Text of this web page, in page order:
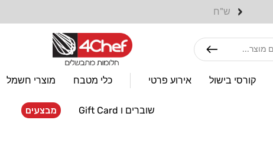
‹
קורסי בישול אירוע פרטי כלי מטבח מוצרי חשמל
שוברים ו Gift Card מבצעים